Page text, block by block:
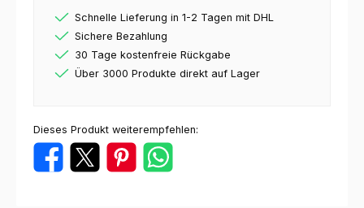
Schnelle Lieferung in 1-2 Tagen mit DHL
Sichere Bezahlung
30 Tage kostenfreie Rückgabe
Über 3000 Produkte direkt auf Lager
Dieses Produkt weiterempfehlen: